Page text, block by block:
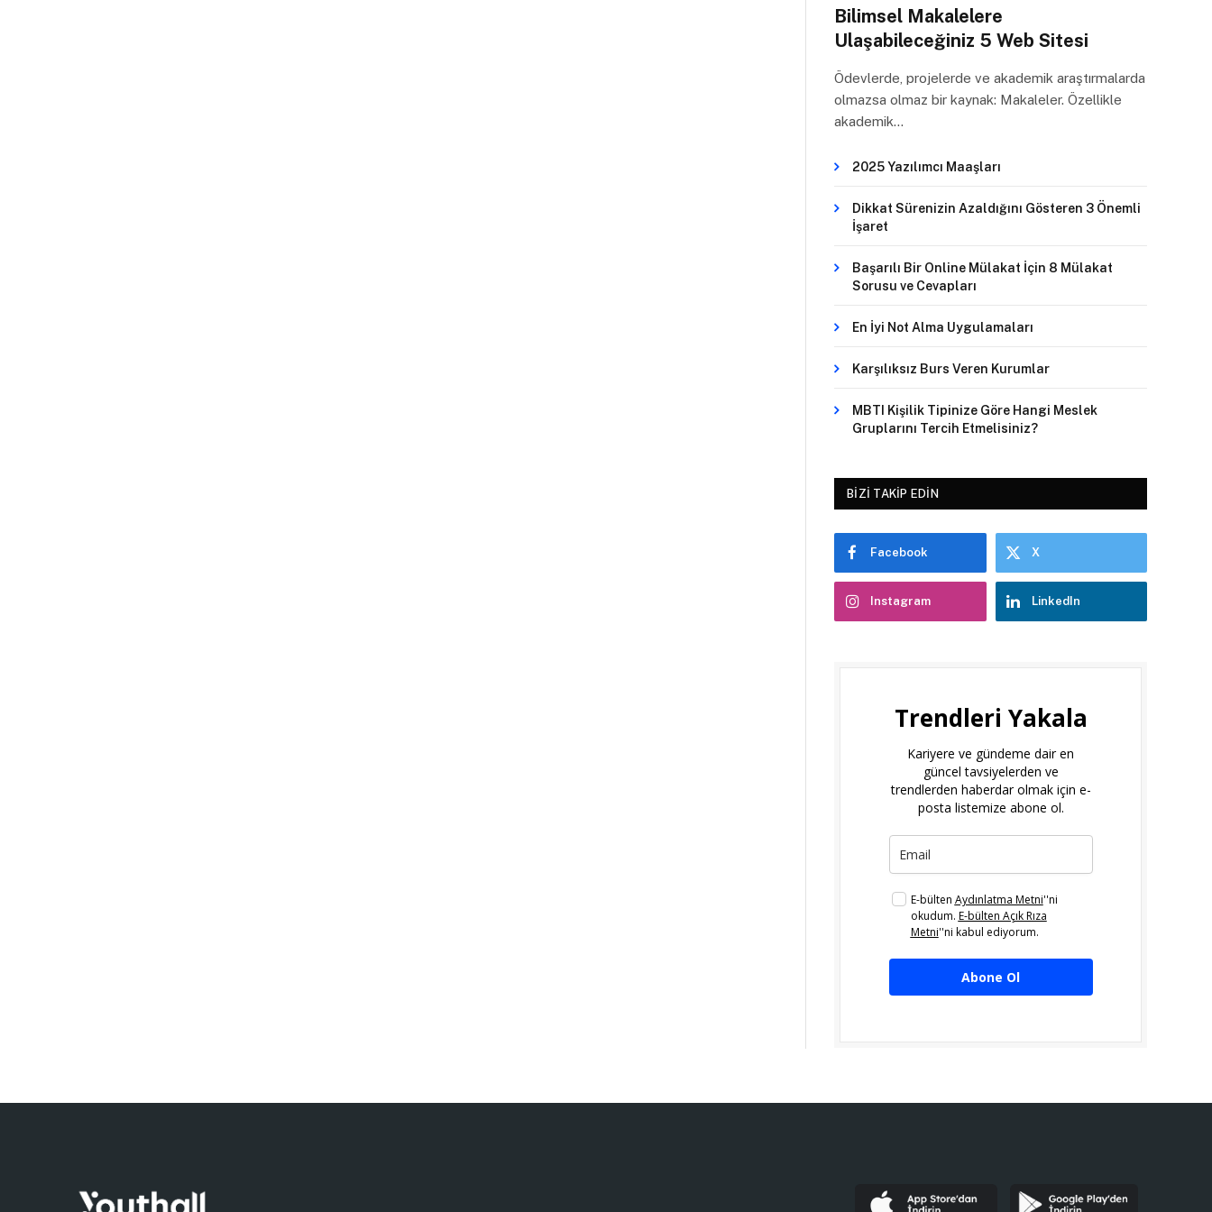
Bilimsel Makalelere
Ulaşabileceğiniz 5 Web Sitesi
Ödevlerde, projelerde ve akademik araştırmalarda
olmazsa olmaz bir kaynak: Makaleler. Özellikle
akademik…
2025 Yazılımcı Maaşları
Dikkat Sürenizin Azaldığını Gösteren 3 Önemli
İşaret
Başarılı Bir Online Mülakat İçin 8 Mülakat
Sorusu ve Cevapları
En İyi Not Alma Uygulamaları
Karşılıksız Burs Veren Kurumlar
MBTI Kişilik Tipinize Göre Hangi Meslek
Gruplarını Tercih Etmelisiniz?
BIZI TAKIP EDIN
Facebook X
Instagram LinkedIn
Trendleri Yakala
Kariyere ve gündeme dair en
güncel tavsiyelerden ve
trendlerden haberdar olmak için e-
posta listemize abone ol.
E-bülten Aydınlatma Metni''ni
okudum. E-bülten Açık Rıza
Metni''ni kabul ediyorum.
Abone Ol